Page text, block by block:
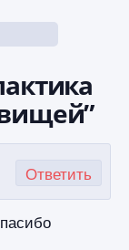
Ответить